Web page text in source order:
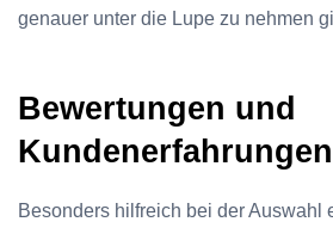
genauer unter die Lupe zu nehmen
Bewertungen und
Kundenerfahrungen
Besonders hilfreich bei der Auswahl